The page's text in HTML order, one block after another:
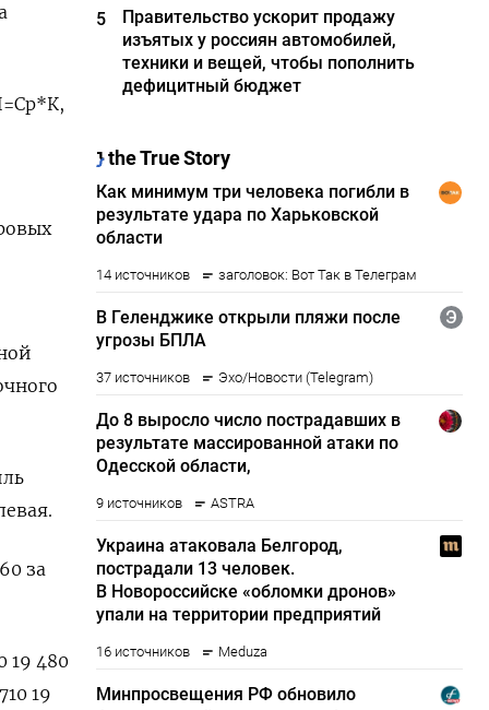
за
19 480
19
5
Правительство ускорит продажу
изъятых у россиян автомобилей,
техники и вещей, чтобы пополнить
дефицитный бюджет